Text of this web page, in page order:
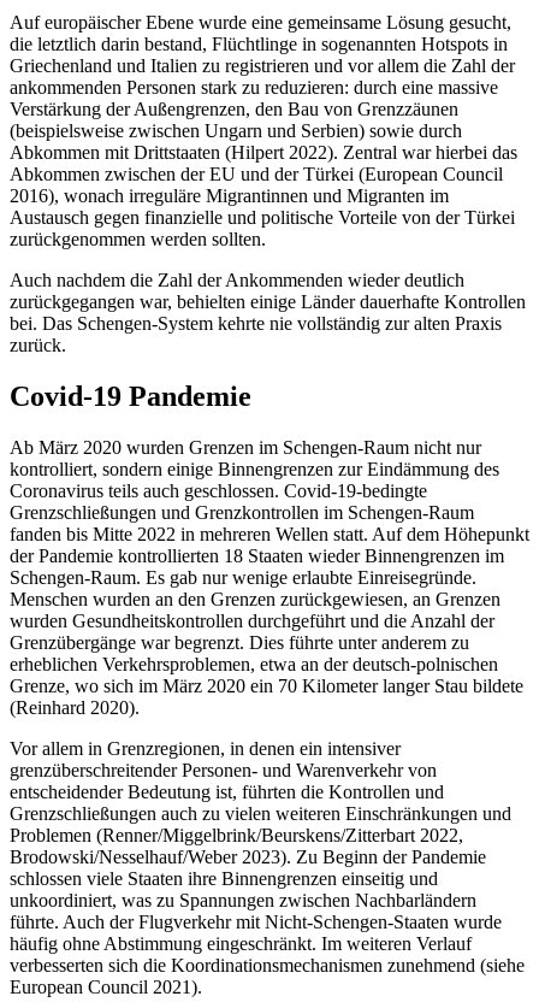
Auf europäischer Ebene wurde eine gemeinsame Lösung gesucht,
die letztlich darin bestand, Flüchtlinge in sogenannten Hotspots in
Griechenland und Italien zu registrieren und vor allem die Zahl der
ankommenden Personen stark zu reduzieren: durch eine massive
Verstärkung der Außengrenzen, den Bau von Grenzzäunen
(beispielsweise zwischen Ungarn und Serbien) sowie durch
Abkommen mit Drittstaaten (Hilpert 2022). Zentral war hierbei das
Abkommen zwischen der EU und der Türkei (European Council
2016), wonach irreguläre Migrantinnen und Migranten im
Austausch gegen finanzielle und politische Vorteile von der Türkei
zurückgenommen werden sollten.
Auch nachdem die Zahl der Ankommenden wieder deutlich
zurückgegangen war, behielten einige Länder dauerhafte Kontrollen
bei. Das Schengen-System kehrte nie vollständig zur alten Praxis
zurück.
Covid-19 Pandemie
Ab März 2020 wurden Grenzen im Schengen-Raum nicht nur
kontrolliert, sondern einige Binnengrenzen zur Eindämmung des
Coronavirus teils auch geschlossen. Covid-19-bedingte
Grenzschließungen und Grenzkontrollen im Schengen-Raum
fanden bis Mitte 2022 in mehreren Wellen statt. Auf dem Höhepunkt
der Pandemie kontrollierten 18 Staaten wieder Binnengrenzen im
Schengen-Raum. Es gab nur wenige erlaubte Einreisegründe.
Menschen wurden an den Grenzen zurückgewiesen, an Grenzen
wurden Gesundheitskontrollen durchgeführt und die Anzahl der
Grenzübergänge war begrenzt. Dies führte unter anderem zu
erheblichen Verkehrsproblemen, etwa an der deutsch-polnischen
Grenze, wo sich im März 2020 ein 70 Kilometer langer Stau bildete
(Reinhard 2020).
Vor allem in Grenzregionen, in denen ein intensiver
grenzüberschreitender Personen- und Warenverkehr von
entscheidender Bedeutung ist, führten die Kontrollen und
Grenzschließungen auch zu vielen weiteren Einschränkungen und
Problemen (Renner/Miggelbrink/Beurskens/Zitterbart 2022,
Brodowski/Nesselhauf/Weber 2023). Zu Beginn der Pandemie
schlossen viele Staaten ihre Binnengrenzen einseitig und
unkoordiniert, was zu Spannungen zwischen Nachbarländern
führte. Auch der Flugverkehr mit Nicht-Schengen-Staaten wurde
häufig ohne Abstimmung eingeschränkt. Im weiteren Verlauf
verbesserten sich die Koordinationsmechanismen zunehmend (siehe
European Council 2021).